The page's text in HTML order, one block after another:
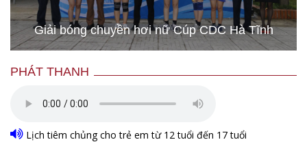
Giải bóng chuyền hơi nữ Cúp CDC Hà Tĩnh
PHÁT THANH
Lịch tiêm chủng cho trẻ em từ 12 tuổi đến 17 tuổi